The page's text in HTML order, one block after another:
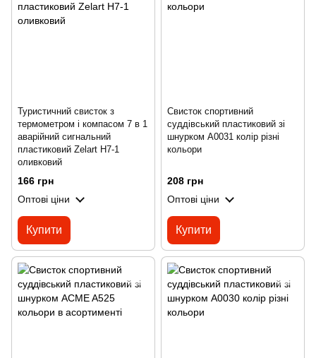
Туристичний свисток з
термометром і компасом 7 в 1
аварійний сигнальний
пластиковий Zelart H7-1
оливковий
166 грн
Оптові ціни
Купити
Свисток спортивний
суддівський пластиковий зі
шнурком A0031 колір різні
кольори
208 грн
Оптові ціни
Купити